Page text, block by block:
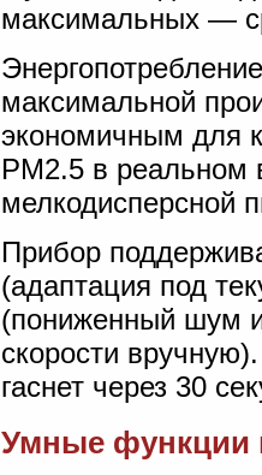
максимальных —
максимальной
экономичным для
PM2.5 в реальном
мелкодисперсной
Прибор
(адаптация под
(пониженный шум
скорости
гаснет через 30
Умные функции